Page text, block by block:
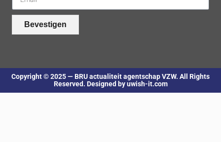
Bevestigen
Copyright © 2025 — BRU actualiteit agentschap VZW. All Rights
Reserved. Designed by uwish-it.com